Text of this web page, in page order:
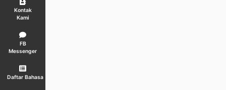
Kontak
Kami
FB
Messenger
Daftar Bahasa